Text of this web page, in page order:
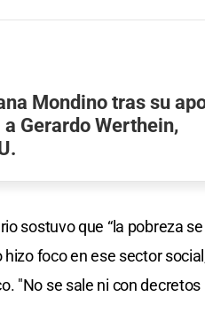
Mondino tras su
Gerardo Werthein,
sostuvo que “la pobreza
foco en ese sector
"No se sale ni con